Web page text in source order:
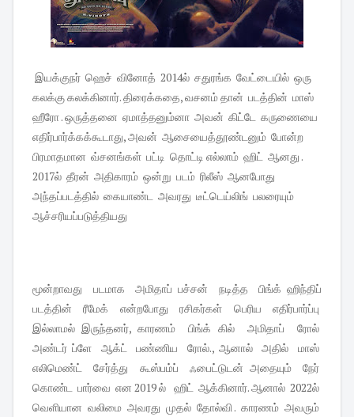
இயக்குநர் ஹெச் வினோத் 2014ல் சதுரங்க வேட்டையில் ஒரு
கலக்கு கலக்கினார். திரைக்கதை, வசனம் தான் படத்தின் மாஸ்
ஹீரோ . ஒருத்தனை ஏமாத்தனும்னா அவன் கிட்டே கருணையை
எதிர்பார்க்கக்கூடாது, அவன் ஆசையைத்தூண்டனும் போன்ற
பிரமாதமான வ்சனங்கள் பட்டி தொட்டி எல்லாம் ஹிட் ஆனது .
2017ல் தீரன் அதிகாரம் ஒன்று படம் ரிலீஸ் ஆனபோது
அந்தப்படத்தில் கையாண்ட அவரது டீட்டெய்லிங் பலரையும்
ஆச்சரியப்படுத்தியது
மூன்றாவது படமாக அமிதாப் பச்சன் நடித்த பிங்க் ஹிந்திப்
படத்தின் ரீமேக் என்றபோது ரசிகர்கள் பெரிய எதிர்பார்ப்பு
இல்லாமல் இருந்தனர், காரணம் பிங்க் கில் அமிதாப் ரோல்
அண்டர் ப்ளே ஆக்ட் பண்ணிய ரோல்., ஆனால் அதில் மாஸ்
எலிமெண்ட் சேர்த்து கூஸ்பம்ப் ஃபைட்டுடன் அதையும் நேர்
கொண்ட பார்வை என 2019 ல் ஹிட் ஆக்கினார். ஆனால் 2022ல்
வெளியான வலிமை அவரது முதல் தோல்வி . காரணம் அவரும்